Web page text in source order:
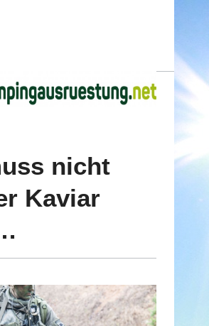
Es muss nicht immer Kaviar sein…
nicht
Kaviar